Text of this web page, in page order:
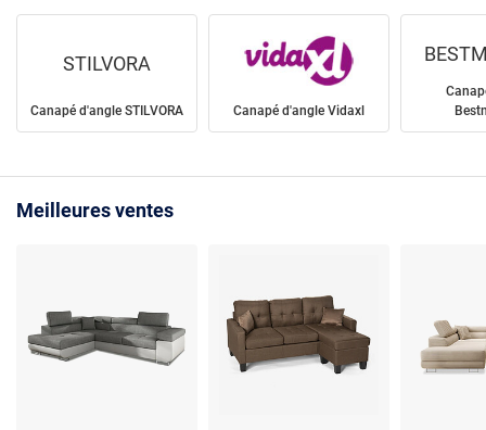
STILVORA
Canapé d'angle STILVORA Canapé d'angle Vidaxl
Meilleures ventes